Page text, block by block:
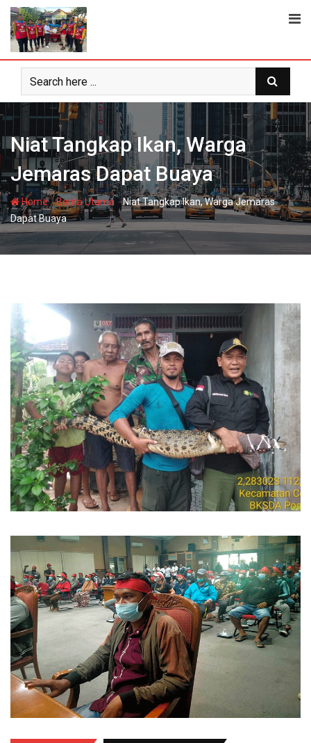
Skip
content
Niat Tangkap Ikan, Warga
Jemaras Dapat Buaya
Home-Berita Utama-Niat Tangkap Ikan, Warga Jemaras
Dapat Buaya